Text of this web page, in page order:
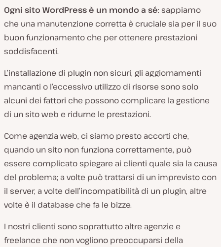
Ogni sito WordPress è un mondo a sé: sappiamo
che una manutenzione corretta è cruciale sia per il suo
buon funzionamento che per ottenere prestazioni
soddisfacenti.
L’installazione di plugin non sicuri, gli aggiornamenti
mancanti o l’eccessivo utilizzo di risorse sono solo
alcuni dei fattori che possono complicare la gestione
di un sito web e ridurne le prestazioni.
Come agenzia web, ci siamo presto accorti che,
quando un sito non funziona correttamente, può
essere complicato spiegare ai clienti quale sia la causa
del problema; a volte può trattarsi di un imprevisto con
il server, a volte dell’incompatibilità di un plugin, altre
volte è il database che fa le bizze.
I nostri clienti sono soprattutto altre agenzie e
freelance che non vogliono preoccuparsi della